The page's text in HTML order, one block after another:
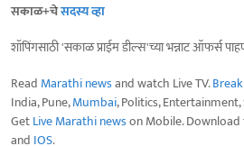
सकाळ+चेसदस्य व्हा
शॉपिंगसाठी 'सकाळ प्राईम डील्स'च्या भन्नाट ऑफर्स
Read Marathi newsand watch Live TV.
India, Pune,Mumbai, Politics,
GetLive Marathi newson Mobile.
and IOS.